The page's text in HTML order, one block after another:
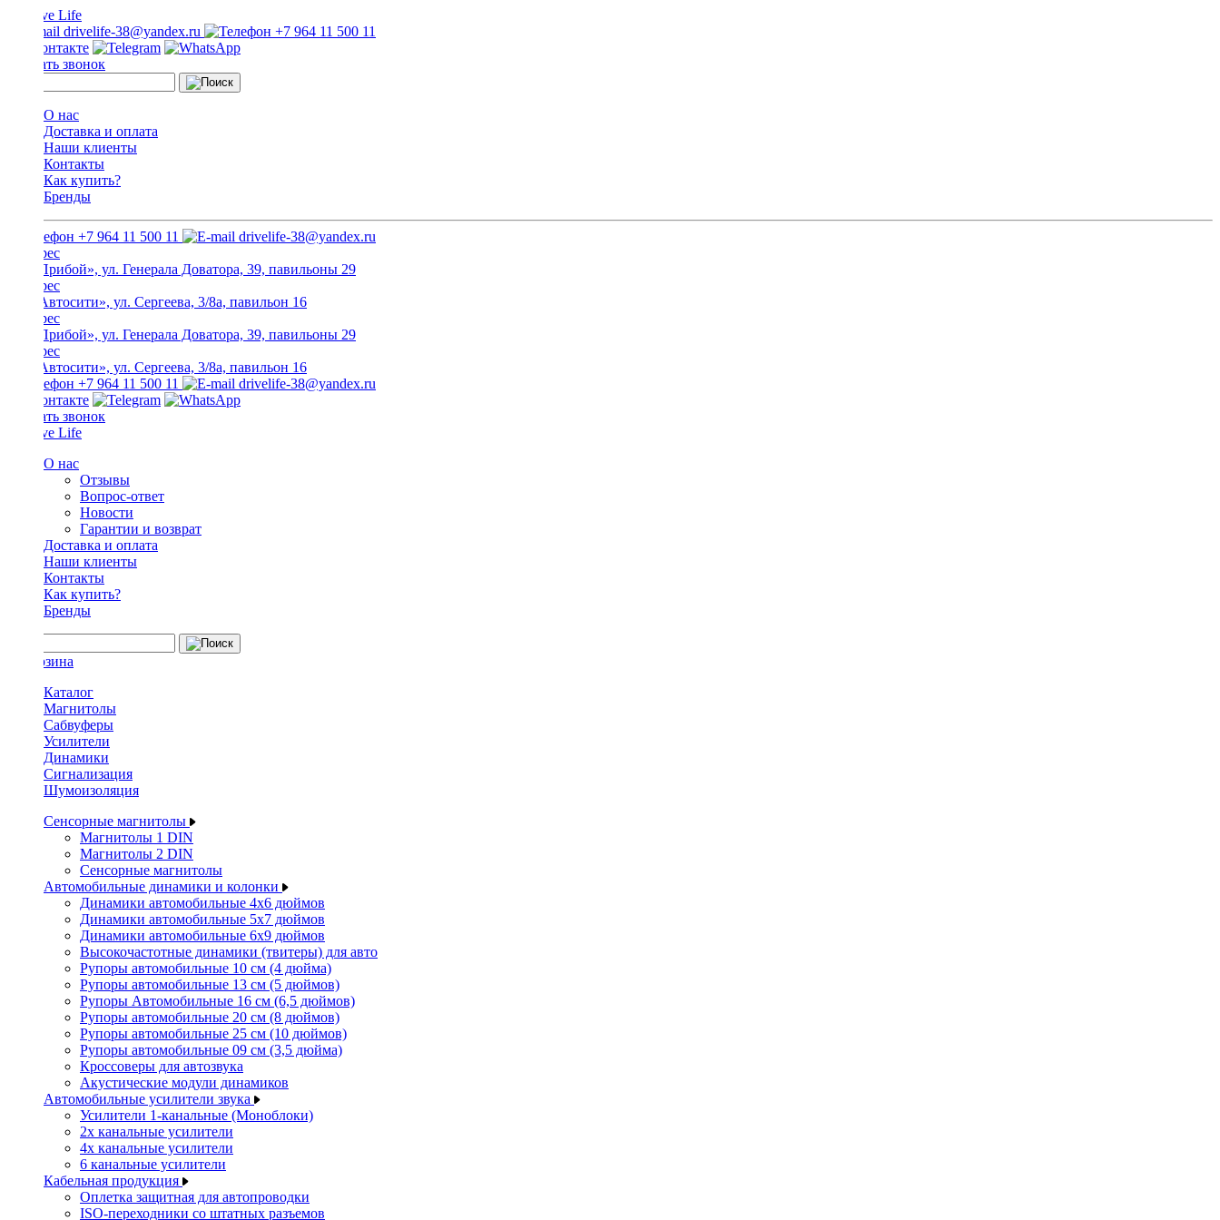
drivelife-38@yandex.ru +7 964 11 500 11
Заказать звонок
О нас
Доставка и оплата
Наши клиенты
Контакты
Как купить?
Бренды
+7 964 11 500 11 drivelife-38@yandex.ru
ТЦ «Прибой», ул. Генерала Доватора, 39, павильоны 29
ТЦ «Автосити», ул. Сергеева, 3/8а, павильон 16
ТЦ «Прибой», ул. Генерала Доватора, 39, павильоны 29
ТЦ «Автосити», ул. Сергеева, 3/8а, павильон 16
+7 964 11 500 11
drivelife-38@yandex.ru
Заказать звонок
О нас
Отзывы
Вопрос-ответ
Новости
Гарантии и возврат
Доставка и оплата
Наши клиенты
Контакты
Как купить?
Бренды
Каталог
Магнитолы
Сабвуферы
Усилители
Динамики
Сигнализация
Шумоизоляция
Сенсорные магнитолы
Магнитолы 1 DIN
Магнитолы 2 DIN
Сенсорные магнитолы
Автомобильные динамики и колонки
Динамики автомобильные 4x6 дюймов
Динамики автомобильные 5x7 дюймов
Динамики автомобильные 6x9 дюймов
Высокочастотные динамики (твитеры) для авто
Рупоры автомобильные 10 см (4 дюйма)
Рупоры автомобильные 13 см (5 дюймов)
Рупоры Автомобильные 16 см (6,5 дюймов)
Рупоры автомобильные 20 см (8 дюймов)
Рупоры автомобильные 25 см (10 дюймов)
Рупоры автомобильные 09 см (3,5 дюйма)
Кроссоверы для автозвука
Акустические модули динамиков
Автомобильные усилители звука
Усилители 1-канальные (Моноблоки)
2х канальные усилители
4х канальные усилители
6 канальные усилители
Кабельная продукция
Оплетка защитная для автопроводки
ISO-переходники со штатных разъемов